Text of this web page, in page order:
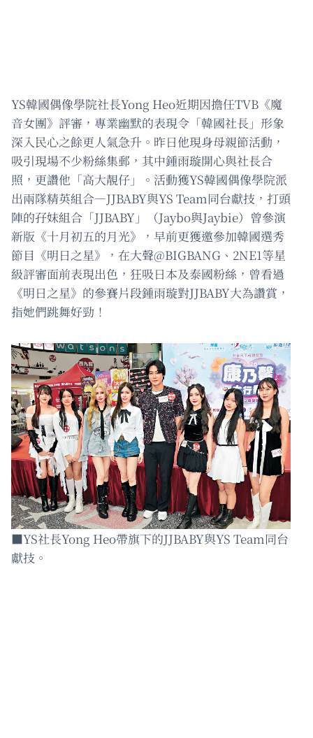
YS韓國偶像學院社長Yong Heo近期因擔任TVB《魔
音女團》評審，專業幽默的表現令「韓國社長」形象
深入民心之餘更人氣急升。昨日他現身母親節活動，
吸引現場不少粉絲集郵，其中鍾雨璇開心與社長合
照，更讚他「高大靚仔」。活動獲YS韓國偶像學院派
出兩隊精英組合—JJBABY與YS Team同台獻技，打頭
陣的孖妹組合「JJBABY」（Jaybo與Jaybie）曾參演
新版《十月初五的月光》，早前更獲邀參加韓國選秀
節目《明日之星》，在大聲@BIGBANG、2NE1等星
級評審面前表現出色，狂吸日本及泰國粉絲，曾看過
《明日之星》的參賽片段鍾雨璇對JJBABY大為讚賞，
指她們跳舞好勁！
■YS社長Yong Heo帶旗下的JJBABY與YS Team同台
獻技。